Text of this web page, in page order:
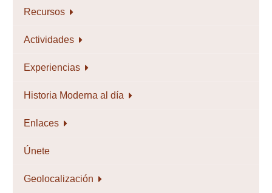
Recursos
Actividades
Experiencias
Historia Moderna al día
Enlaces
Únete
Geolocalización